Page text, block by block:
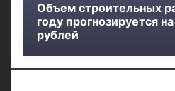
Объем строительных
году прогнозируется
рублей